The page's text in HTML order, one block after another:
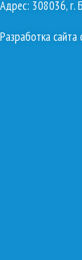
Адрес: 308036, г.
Разработка сайта